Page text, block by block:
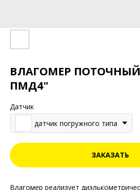
ВЛАГОМЕР
ПМД4"
Датчик
датчик погружного типа
ЗАКАЗАТЬ
Влагомер реализует